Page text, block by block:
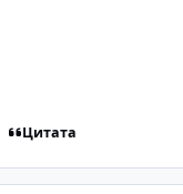
Цитата